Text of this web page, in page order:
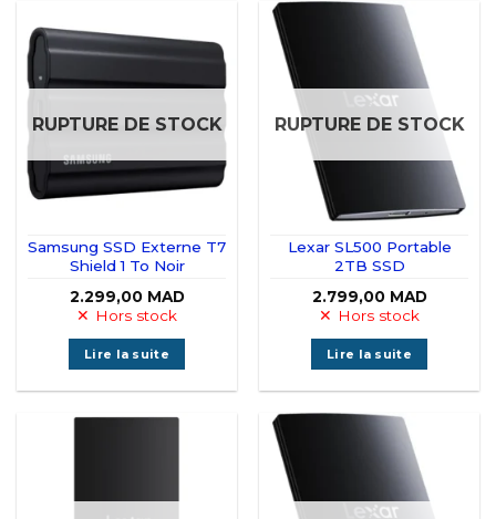
RUPTURE DE STOCK
Samsung SSD Externe T7
Shield 1 To Noir
2.299,00 MAD
Hors stock
Lire la suite
RUPTURE DE STOCK
Lexar SL500 Portable
2TB SSD
2.799,00 MAD
Hors stock
Lire la suite